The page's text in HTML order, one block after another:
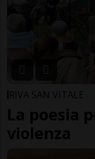
RIVA SAN VITALE
La poesia
violenza